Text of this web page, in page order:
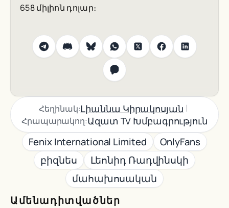
Ամենադիտվածներ
658 միլիոն դոլար։
Հեղինակ:Լիաննա Կիրակոսյան |
Հրապարակող:Ազատ TV Խմբագրություն
Fenix International Limited
OnlyFans
բիզնես
Լեոնիդ Ռադվինսկի
մահախոսական